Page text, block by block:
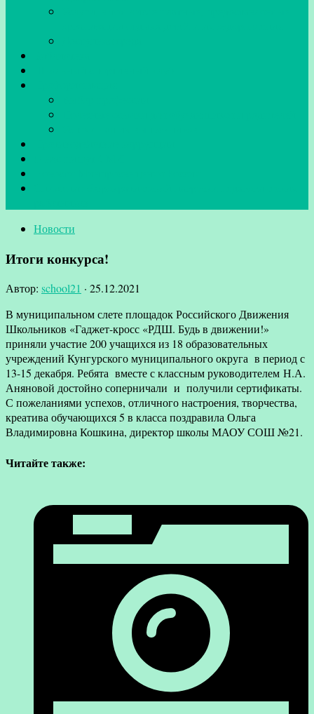
Новости
Итоги конкурса!
Автор: school21 · 25.12.2021
В муниципальном слете площадок Российского Движения
Школьников «Гаджет-кросс «РДШ. Будь в движении!»
приняли участие 200 учащихся из 18 образовательных
учреждений Кунгурского муниципального округа в период с
13-15 декабря. Ребята вместе с классным руководителем Н.А.
Аняновой достойно соперничали и получили сертификаты.
С пожеланиями успехов, отличного настроения, творчества,
креатива обучающихся 5 в класса поздравила Ольга
Владимировна Кошкина, директор школы МАОУ СОШ №21.
Читайте также: